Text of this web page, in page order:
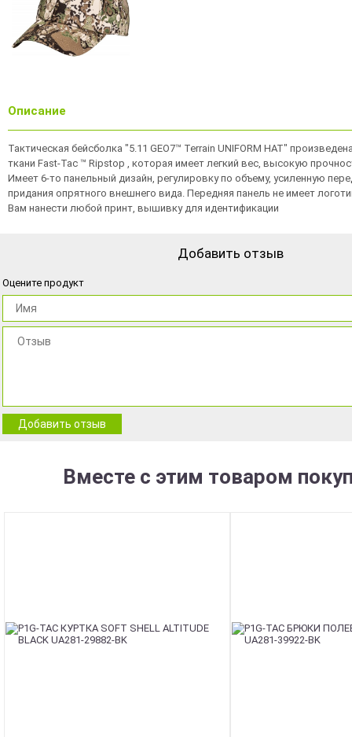
Описание
Тактическая бейсболка "5.11 GEO7™ Terrain UNIFORM HAT"
ткани Fast-Tac ™ Ripstop , которая имеет легкий вес, высокую
Имеет 6-то панельный дизайн, регулировку по объему, усиленную
придания опрятного внешнего вида. Передняя панель не имеет
Вам нанести любой принт, вышивку для идентификации
Добавить отзыв
Оцените продукт
Добавить отзыв
Вместе с этим товаром